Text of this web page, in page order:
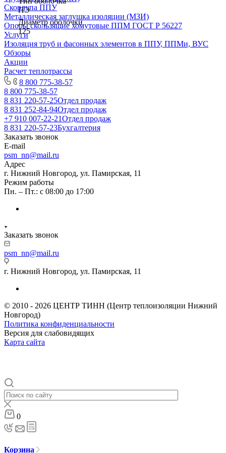
ПЭ
Диаметр оболочки
125
Скорлупа ППУ
Металлическая заглушка изоляции (МЗИ)
Опоры скользящие хомутовые ППМ ГОСТ Р 56227
Услуги
Изоляция труб и фасонных элементов в ППУ, ППМи, ВУС
Обзоры
Акции
Расчет теплотрассы
8 800 775-38-57
8 800 775-38-57
8 831 220-57-25Отдел продаж
8 831 252-84-94Отдел продаж
+7 910 007-22-21Отдел продаж
8 831 220-57-23Бухгалтерия
Заказать звонок
E-mail
psm_nn@mail.ru
Адрес
г. Нижний Новгород, ул. Памирская, 11
Режим работы
Пн. – Пт.: с 08:00 до 17:00
Заказать звонок
psm_nn@mail.ru
г. Нижний Новгород, ул. Памирская, 11
© 2010 - 2026 ЦЕНТР ТИНН (Центр теплоизоляции Нижний
Новгород)
Политика конфиденциальности
Версия для слабовидящих
Карта сайта
0
Корзина